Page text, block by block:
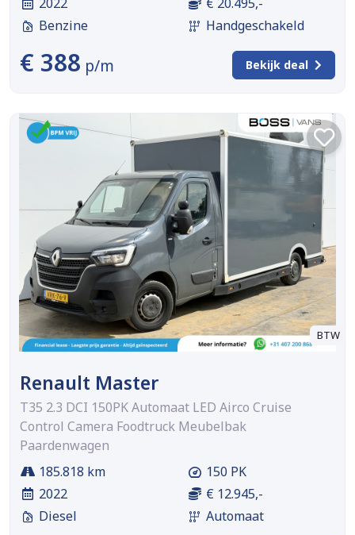
Benzine
Handgeschakeld
€ 388 p/m Bekijk deal
BTW
Renault Master
T35 2.3 DCI 150PK Automaat LED Airco Cruise
Control Camera Foodtruck Meubelbak
Paardenwagen
185.818 km
2022
Diesel
150 PK
€ 12.945,-
Automaat